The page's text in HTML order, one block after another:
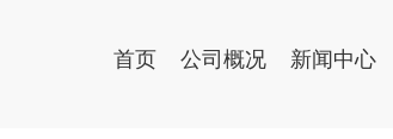
首页 公司概况 新闻中心